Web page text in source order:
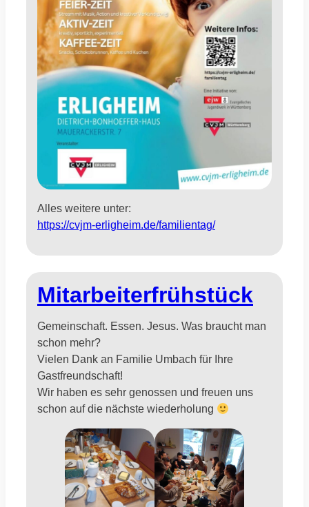
Alles weitere unter:
https://cvjm-erligheim.de/familientag/
Mitarbeiterfrühstück
Gemeinschaft. Essen. Jesus. Was braucht man
schon mehr?
Vielen Dank an Familie Umbach für Ihre
Gastfreundschaft!
Wir haben es sehr genossen und freuen uns
schon auf die nächste wiederholung